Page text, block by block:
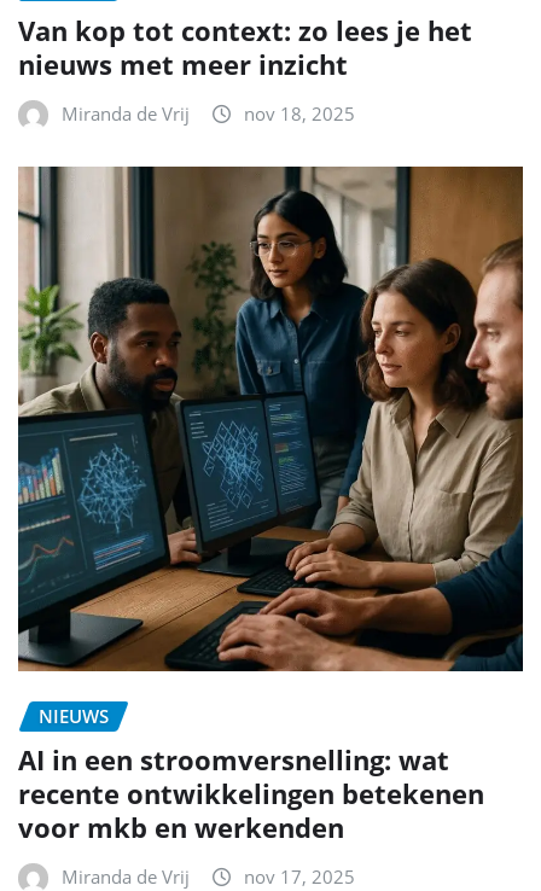
Van kop tot context: zo lees je het
nieuws met meer inzicht
Miranda de Vrij nov 18, 2025
NIEUWS
AI in een stroomversnelling: wat
recente ontwikkelingen betekenen
voor mkb en werkenden
Miranda de Vrij nov 17, 2025